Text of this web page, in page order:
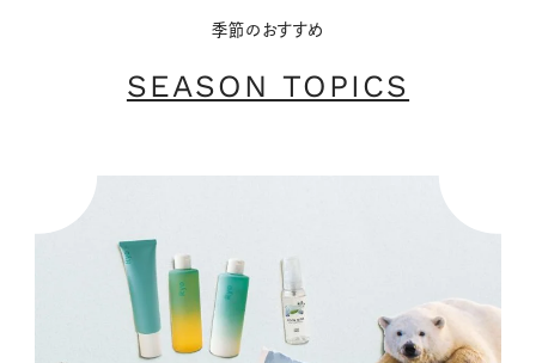
季節のおすすめ
SEASON TOPICS